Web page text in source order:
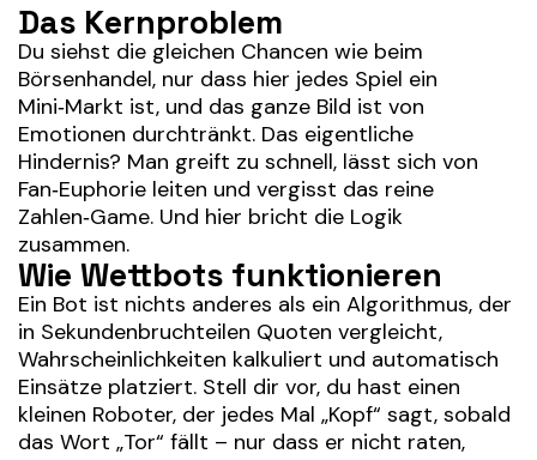
Das Kernproblem
Du siehst die gleichen Chancen wie beim
Börsenhandel, nur dass hier jedes Spiel ein
Mini‑Markt ist, und das ganze Bild ist von
Emotionen durchtränkt. Das eigentliche
Hindernis? Man greift zu schnell, lässt sich von
Fan‑Euphorie leiten und vergisst das reine
Zahlen‑Game. Und hier bricht die Logik
zusammen.
Wie Wettbots funktionieren
Ein Bot ist nichts anderes als ein Algorithmus, der
in Sekundenbruchteilen Quoten vergleicht,
Wahrscheinlichkeiten kalkuliert und automatisch
Einsätze platziert. Stell dir vor, du hast einen
kleinen Roboter, der jedes Mal „Kopf“ sagt, sobald
das Wort „Tor“ fällt – nur dass er nicht raten,